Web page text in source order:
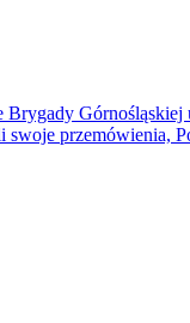
swoje